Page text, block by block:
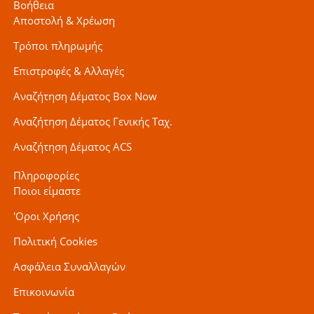
Βοήθεια
Αποστολή & Χρέωση
Τρόποι πληρωμής
Επιστροφές & Αλλαγές
Αναζήτηση Δέματος Box Now
Αναζήτηση Δέματος Γενικής Ταχ.
Αναζήτηση Δέματος ACS
Πληροφορίες
Ποιοι είμαστε
'Οροι Χρήσης
Πολιτική Cookies
Ασφάλεια Συναλλαγών
Επικοινωνία